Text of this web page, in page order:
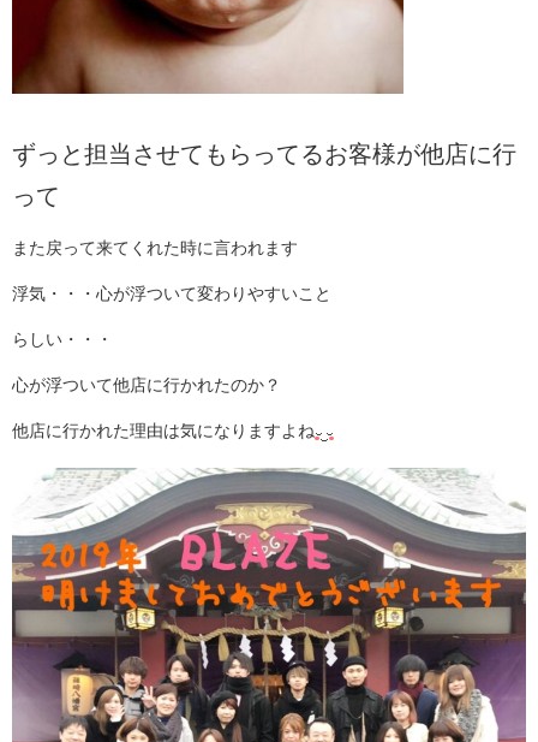
ずっと担当させてもらってるお客様が他店に行
って
また戻って来てくれた時に言われます
浮気・・・心が浮ついて変わりやすいこと
らしい・・・
心が浮ついて他店に行かれたのか？
他店に行かれた理由は気になりますよね